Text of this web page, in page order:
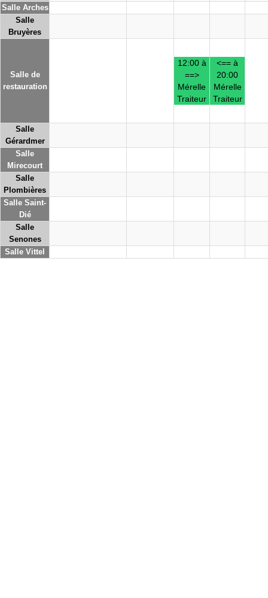
Salle Arches
Salle
Bruyères
Salle de
restauration
12:00 à
==>
Mérelle
Traiteur
<== à
20:00
Mérelle
Traiteur
Salle
Gérardmer
Salle
Mirecourt
Salle
Plombières
Salle Saint-
Dié
Salle
Senones
Salle Vittel